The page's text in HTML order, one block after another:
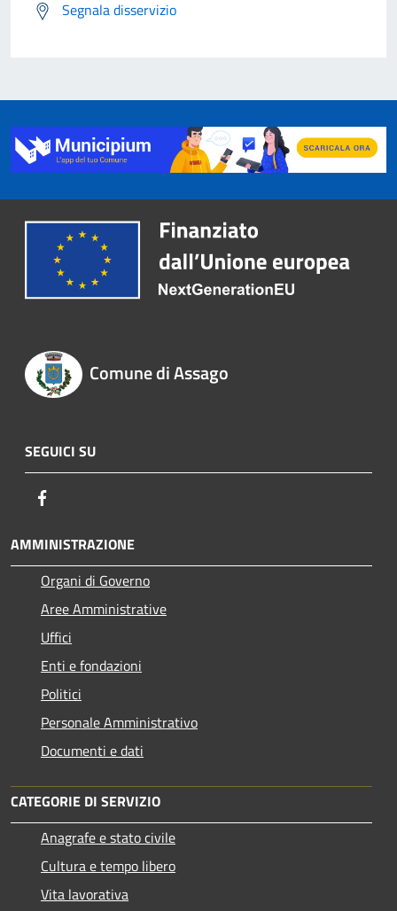
Segnala disservizio
Comune di Assago
SEGUICI SU
AMMINISTRAZIONE
Organi di Governo
Aree Amministrative
Uffici
Enti e fondazioni
Politici
Personale Amministrativo
Documenti e dati
CATEGORIE DI SERVIZIO
Anagrafe e stato civile
Cultura e tempo libero
Vita lavorativa